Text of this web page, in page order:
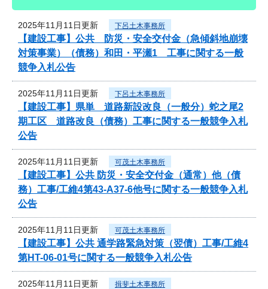
2025年11月11日更新 下呂土木事務所
【建設工事】公共 防災・安全交付金（急傾斜地崩壊
対策事業）（債務）和田・平瀬1 工事に関する一般
競争入札公告
2025年11月11日更新 下呂土木事務所
【建設工事】県単 道路新設改良（一般分）蛇之尾2
期工区 道路改良（債務）工事に関する一般競争入札
公告
2025年11月11日更新 可茂土木事務所
【建設工事】公共 防災・安全交付金（通常）他（債
務）工事/工維4第43-A37-6他号に関する一般競争入札
公告
2025年11月11日更新 可茂土木事務所
【建設工事】公共 通学路緊急対策（翌債）工事/工維4
第HT-06-01号に関する一般競争入札公告
2025年11月11日更新 揖斐土木事務所